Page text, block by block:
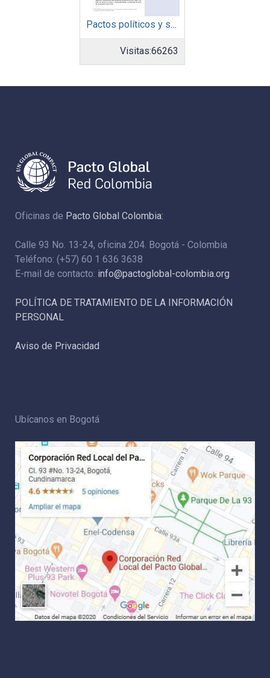
Pactos políticos y sociales para la igualdad y el desarrollo sostenible en América Latina y el Caribe en la recuperación pos COVID-19
Visitas:66263
Oficinas de Pacto Global Colombia:
Calle 93 No. 13-24, oficina 204. Bogotá - Colombia
Teléfono: (+57) 60 1 636 3638
E-mail de contacto: info@pactoglobal-colombia.org
POLÍTICA DE TRATAMIENTO DE LA INFORMACIÓN
PERSONAL
Aviso de Privacidad
Ubícanos en Bogotá